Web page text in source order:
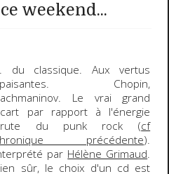
weekend...
du classique. Aux vertus
Chopin,
. Le vrai grand
par rapport à l'énergie
du punk rock (cf
précédente).
par Hélène Grimaud.
sûr, le choix d'un cd est